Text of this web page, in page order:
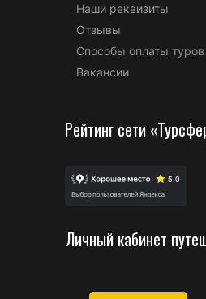
Наши реквизиты
Отзывы
Способы оплаты туров
Вакансии
Рейтинг сети
Личный кабинет